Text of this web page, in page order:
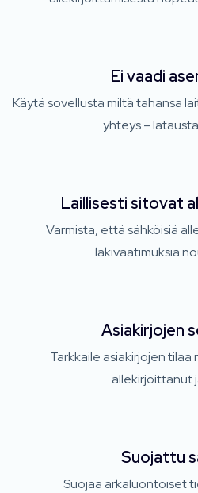
Ei vaadi
Käytä sovellusta miltä tahansa
yhteys –
Laillisesti sitovat
Varmista, että sähköisiä
lakivaatimuksia
Asiakirjojen
Tarkkaile asiakirjojen tilaa
allekirjoittanut
Suojattu
Suojaa arkaluontoiset